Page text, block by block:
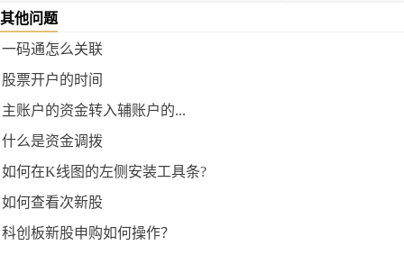
其他问题
一码通怎么关联
股票开户的时间
主账户的资金转入辅账户的...
什么是资金调拨
如何在K线图的左侧安装工具条?
如何查看次新股
科创板新股申购如何操作？